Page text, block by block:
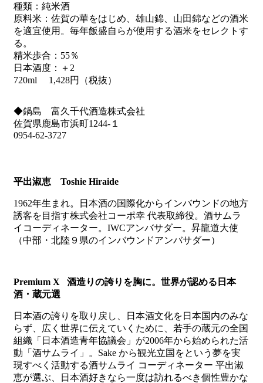
種類：純米酒
原料米：佐賀の華をはじめ、雄山錦、山田錦などの酒米
を適宜使用。 毎年飯盛自らが使用する酒米をセレクトす
る。
精米歩合：55％
日本酒度：＋2
720ml 1,428円（税抜）
◆鍋島 富久千代酒造株式会社
佐賀県鹿島市浜町1244-１
0954-62-3727
平出淑恵 Toshie Hiraide
1962年生まれ。日本酒の国際化からインバウンドの地方
誘客を目指す株式会社コーポ幸 代表取締役。酒サムラ
イコーディネーター。IWCアンバサダー。昇龍道大使
（中部・北陸９県のインバウンドアンバサダー）
Premium X 酒造りの誇りを胸に。世界が認める日本
酒・蔵元選
日本酒の誇りを取り戻し、日本酒文化を日本国内のみな
らず、広く世界に伝えていくために、若手の蔵元の全国
組織「日本酒造青年協議会」が2006年から始められた活
動「酒サムライ」。Sake から観光立国をという夢を実
現すべく活動する酒サムライ コーディネーター 平出淑
恵が選ぶ、日本酒好きなら一度は訪れるべき個性豊かな